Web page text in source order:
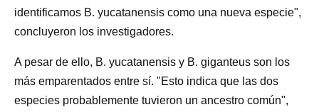
identificamos B. yucatanensis como una nueva especie",
concluyeron los investigadores.
A pesar de ello, B. yucatanensis y B. giganteus son los
más emparentados entre sí. "Esto indica que las dos
especies probablemente tuvieron un ancestro común",